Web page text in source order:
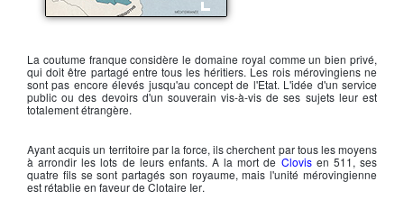
La coutume franque considère le domaine royal comme un bien privé,
qui doit être partagé entre tous les héritiers. Les rois mérovingiensne
sont pas encore élevés jusqu'au concept de l'Etat. L'idée d'un service
public ou des devoirs d'un souverain vis-à-vis de ses sujets leur est
totalement étrangère.
Ayant acquis un territoire par la force, ils cherchent par tous les moyens
à arrondir les lots de leurs enfants. A la mort de Clovisen 511, ses
quatre fils se sont partagés son royaume, mais l'unité mérovingienne
est rétablie en faveur de Clotaire Ier.